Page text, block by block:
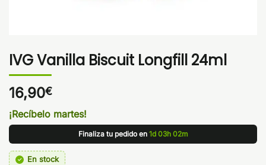
IVG Vanilla Biscuit Longfill 24ml
16,90€
¡Recíbelo martes!
Finaliza tu pedido en 1d 03h 02m
En stock